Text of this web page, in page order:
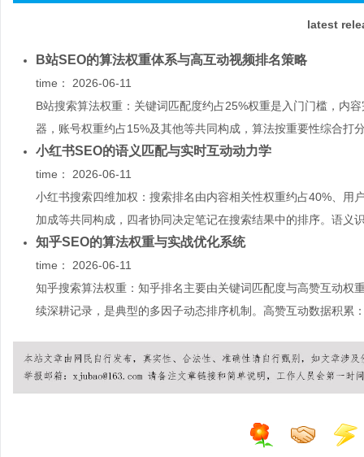
latest
B站SEO的算法权重体系与高互动视频排名策略
time：
2026-06-11
B站搜索算法权重：关键词匹配度约占25%权重是入门门槛，内
器，账号权重约占15%及其他等共同构成，算法按重要性综合打
小红书SEO的语义匹配与实时互动动力学
time：
2026-06-11
小红书搜索四维加权：搜索排名由内容相关性权重约占40%、用
加成等共同构成，四者协同决定笔记在搜索结果中的排序。语义
知乎SEO的算法权重与实战优化系统
time：
2026-06-11
知乎搜索算法权重：知乎排名主要由关键词匹配度与高赞互动权
续深耕记录，是典型的多因子动态排序机制。高赞互动数据积累